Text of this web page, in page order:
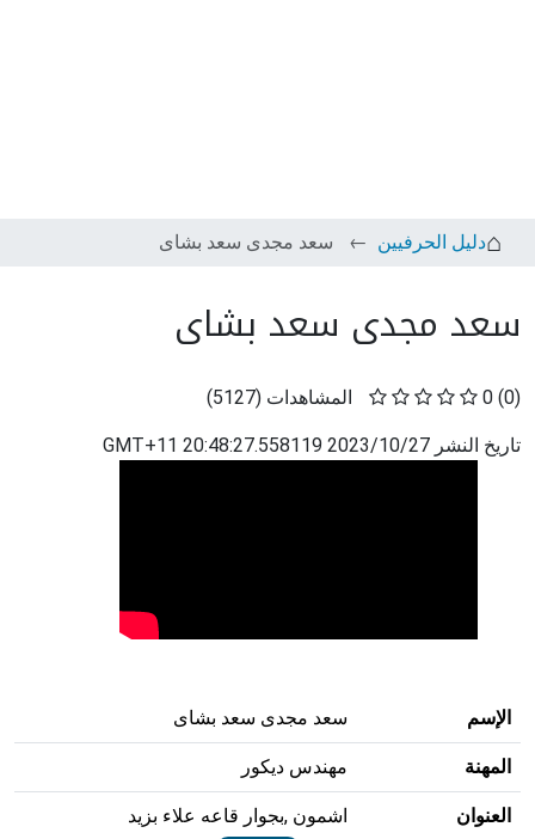
دليل الحرفيين سعد مجدى سعد بشاى
سعد مجدى سعد بشاى
(0)
0 المشاهدات (
5127
)
تاريخ النشر 2023/10/27 20:48:27.558119 GMT+11
الإسم سعد مجدى سعد بشاى
المهنة مهندس ديكور
العنوان
اشمون ,بجوار قاعه علاء بزيد